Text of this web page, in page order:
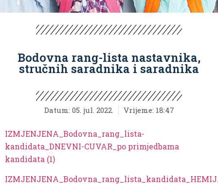
Bodovna rang-lista nastavnika,
stručnih saradnika i saradnika
Datum: 05. jul. 2022. Vrijeme: 18:47
IZMJENJENA_Bodovna_rang_lista-
kandidata_DNEVNI-CUVAR_po primjedbama
kandidata (1)